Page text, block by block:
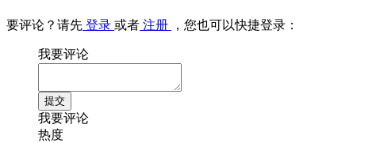
要评论？请先 登录 或者 注册 ，您也可以快捷登录：
我要评论
我要评论
热度